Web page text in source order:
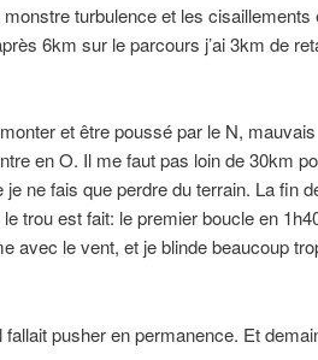
turbulence et les cisaillements
6km sur le parcours j’ai 3km de
et être poussé par le N, mauvais
en O. Il me faut pas loin de 30km
ne fais que perdre du terrain. La fin
trou est fait: le premier boucle en
avec le vent, et je blinde beaucoup
pusher en permanence. Et